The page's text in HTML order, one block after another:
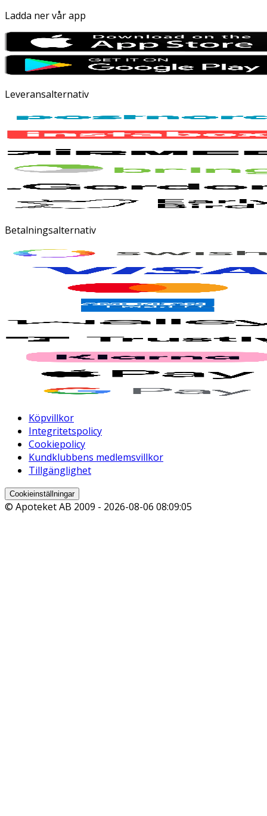
Ladda ner vår app
Leveransalternativ
Betalningsalternativ
Köpvillkor
Integritetspolicy
Cookiepolicy
Kundklubbens medlemsvillkor
Tillgänglighet
Cookieinställningar
© Apoteket AB 2009 - 2026-08-06 08:09:05